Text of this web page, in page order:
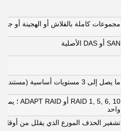
مجموعات كاملة بالفلاش أو الهجينة أو
SAN أو DAS الأصلية
ما يصل إلى 3 مستويات أساسية (مستندة إلى الوسائط)
واحد
تشفير الحذف الموزع الذي يقلل من